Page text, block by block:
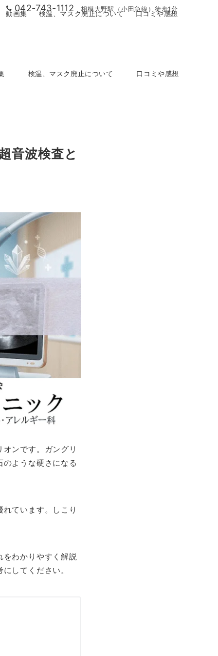
042-743-1112 相模大野駅（小田急線）徒歩1分
検温、マスク廃止について 口コミや感想
動画集 検温、マスク廃止について 口コミや感想
音波検査と
ンです。ガングリ
ような硬さになる
ています。しこり
わかりやすく解説
してください。